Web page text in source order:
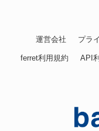
運営会社 プラ
ferret利用規約 API